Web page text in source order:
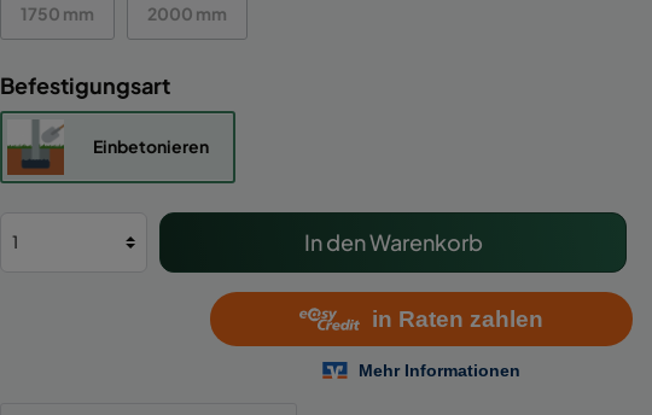
1750 mm 2000 mm
Befestigungsart
Einbetonieren
In den Warenkorb